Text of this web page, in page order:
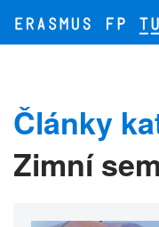
Přejít na hlavní obsah
Články
Zimní